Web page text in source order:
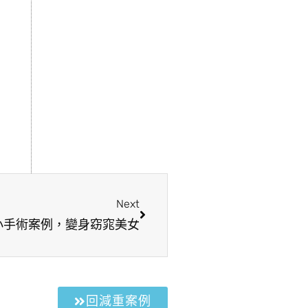
Next
手術案例，變身窈窕美女
回減重案例